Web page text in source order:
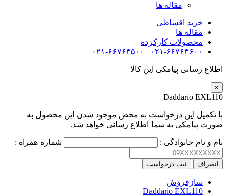
مقاله ها
خرید اقساطی
مقاله ها
محصولات کارکرده
۰۲۱-۶۶۷۶۳۶۰۰ | ۰۲۱-۶۶۷۶۳۵۰۰
اطلاع رسانی پیامکی این کالا
×
Daddario EXL110
با تکمیل این درخواست به محض موجود شدن این محصول به
صورت پیامکی به شما اطلاع رسانی خواهد شد.
نام و نام خانوادگی : شماره همراه :
انصراف ثبت درخواست
سازفروش
Daddario EXL110